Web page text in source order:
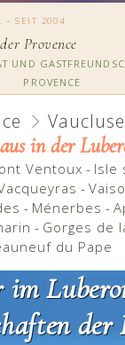
– SEIT 2004
Provence
UND
PROVENCE
Vaucluse
in der
Ventoux - Isle
-
- Ménerbes -
- Gorges de
du Pape
im
der